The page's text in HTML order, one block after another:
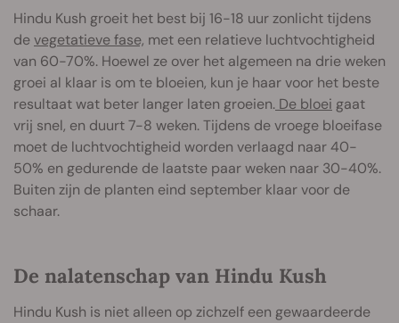
Hindu Kush groeit het best bij 16-18 uur zonlicht tijdens
devegetatieve fase, met een relatieve luchtvochtigheid
van 60-70%. Hoewel ze over het algemeen na drie weken
groei al klaar is om te bloeien, kun je haar voor het beste
resultaat wat beter langer laten groeien. De bloei gaat
vrij snel, en duurt 7-8 weken. Tijdens de vroege bloeifase
moet de luchtvochtigheid worden verlaagd naar 40-
50% en gedurende de laatste paar weken naar 30-40%.
Buiten zijn de planten eind september klaar voor de
schaar.
De nalatenschap van Hindu Kush
Hindu Kush is niet alleen op zichzelf een gewaardeerde